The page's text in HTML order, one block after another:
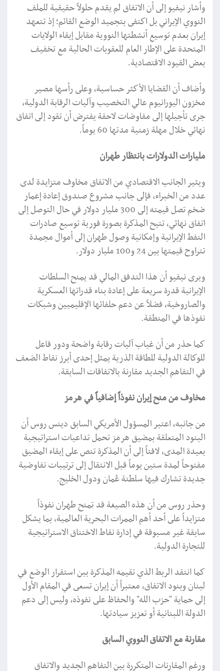
وأشار نيفيو إلى أن الاتفاق لم يقدم حلولاً حقيقية للملف
النووي الإيراني بل اكتفى بتجميد الوضع القائم؛ إذ تتعهد
إيران بعدم توسيع أنشطتها النووية مقابل إبقاء الولايات
المتحدة على الإطار العام للعقوبات الحالية مع تخفيف
بعض القيود الاقتصادية.
وأضاف أن القضايا الأكثر حساسية، وعلى رأسها مصير
مخزون اليورانيوم عالي التخصيب وآليات الرقابة الدولية،
جرى تأجيلها إلى مفاوضات لاحقة يفترض أن تقود إلى اتفاق
نهائي خلال مهلة زمنية مدتها 60 يوماً.
مليارات الدولارات بانتظار طهران
ويثير الجانب الاقتصادي من الاتفاق مخاوف متزايدة لدى
عدد من الخبراء، فإلى جانب مشروع صندوق إعادة إعمار
ضخم تصل قيمته إلى 300 مليار دولار في حال التوصل إلى
اتفاق نهائي، تتيح المذكرة بصورة فورية توسيع صادرات
النفط الإيرانية وإمكانية وصول طهران إلى أموال مجمدة
تتراوح قيمتها بين 24 و100 مليار دولار.
ويرى نيفيو أن هذا التدفق المالي قد يمنح السلطات
الإيرانية قدرة سريعة على إعادة بناء قدراتها العسكرية
والصاروخية، فضلاً عن دعم حلفائها الإقليميين وشبكات
نفوذها في المنطقة.
كما حذر من أن غياب آليات رقابة واضحة ودور فاعل
للوكالة الدولية للطاقة الذرية يمثل إحدى أبرز نقاط الضعف
في التفاهم الجديد مقارنة بالاتفاقات السابقة.
مخاوف من منح إيران نفوذاً إضافياً في هرمز
من جانبه، اعتبر المسؤول الأمريكي السابق دينس روس أن
البنود المتعلقة بمضيق هرمز تحمل تداعيات استراتيجية
بعيدة المدى، لافتاً إلى أن المذكرة تنص على إبقاء المضيق
مفتوحاً لمدة ستين يوماً قبل الانتقال إلى ترتيبات تفاوضية
جديدة تشارك فيها سلطنة عُمان ودول الخليج.
وحذر روس من أن هذه الصيغة قد تمنح طهران نفوذاً
متزايداً على أحد أهم الممرات البحرية العالمية، بما يشكل
سابقة غير مسبوقة في إدارة نقاط الاختناق الاستراتيجية
للتجارة الدولية.
كما انتقد الربط الذي تقيمه المذكرة بين استقرار الوضع في
لبنان وبنود الاتفاق، معتبراً أن إيران تسعى في المقام الأول
إلى حماية "حزب الله" والحفاظ على نفوذه، وليس إلى دعم
الدولة اللبنانية أو تعزيز سيادتها.
مقارنة مع الاتفاق النووي السابق
ورغم المقارنات المتكررة بين التفاهم الجديد والاتفاق